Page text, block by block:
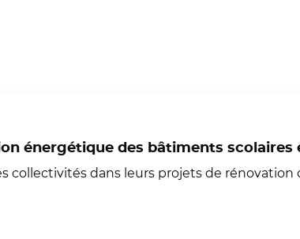
énergétique des bâtiments
collectivités dans leurs projets de